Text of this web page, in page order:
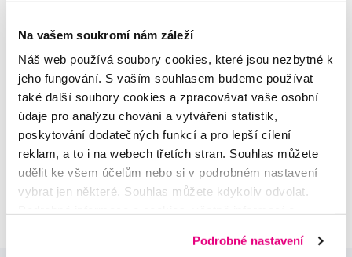
Na vašem soukromí nám záleží
Náš web používá soubory cookies, které jsou nezbytné k
jeho fungování. S vaším souhlasem budeme používat
také další soubory cookies a zpracovávat vaše osobní
údaje pro analýzu chování a vytváření statistik,
poskytování dodatečných funkcí a pro lepší cílení
reklam, a to i na webech třetích stran. Souhlas můžete
udělit ke všem účelům nebo si v podrobném nastavení
vybrat jen některé. Souhlas můžete kdykoliv odvolat.
Podrobné nastavení
MDDr. Tomáš Pražák
parodontologie
Alena Růžičková
odborná konzultace dětského
sortimentu
MUDr. Alžběta Smetanová
atestovaná lékařka
dermatovenerologie